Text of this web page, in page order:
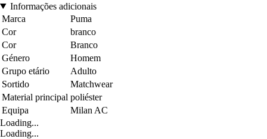
Informações adicionais
Marca
Puma
Cor
branco
Cor
Branco
Género
Homem
Grupo etário
Adulto
Sortido
Matchwear
Material principal poliéster
Equipa
Milan AC
Loading...
Loading...